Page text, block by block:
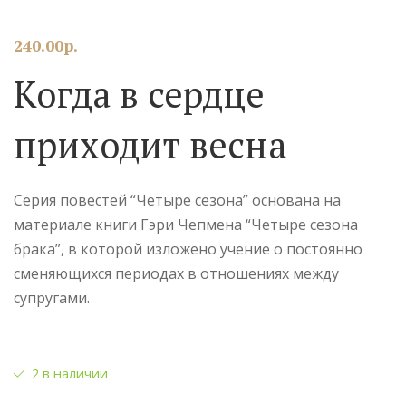
240.00р.
Когда в сердце
приходит весна
Серия повестей “Четыре сезона” основана на
материале книги Гэри Чепмена “Четыре сезона
брака”, в которой изложено учение о постоянно
сменяющихся периодах в отношениях между
супругами.
2 в наличии